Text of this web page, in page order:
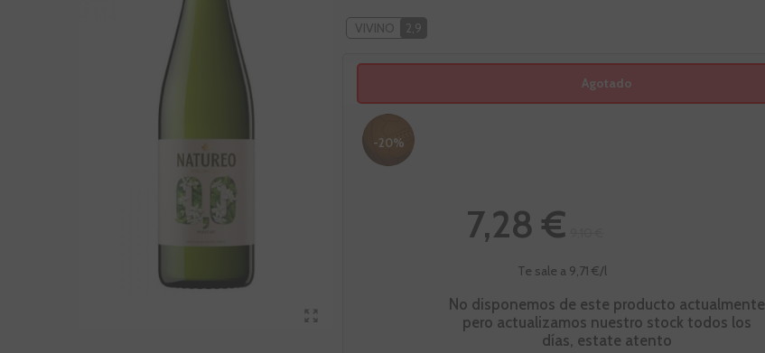
VIVINO 2,9
Agotado
-20%
7,28 €
Te sale a 9,71 €/l
No disponemos de este producto actualmente
pero actualizamos nuestro stock todos los
días, estate atento